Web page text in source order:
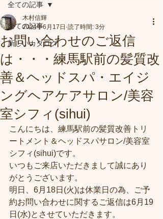
全ての記事
新しいカタログ
全ての記事
お問い合わせのご返信
は・・・練馬駅前の髪質改
善＆ヘッドスパ・エイジ
ングヘアケアサロン/美容
室シフィ(sihui)
木村信輝
2024年6月17日 読了時間: 3分
こんにちは、練馬駅前の髪質改善トリ
ートメント＆ヘッドスパサロン/美容室
シフィ(sihui)です。
いつもご来店いただきまして誠にあり
がとうございます。
明日、6月18日(火)は休業日の為、ご予
約お問い合わせに関するご返信は6月19
日(水)とさせていただきます。